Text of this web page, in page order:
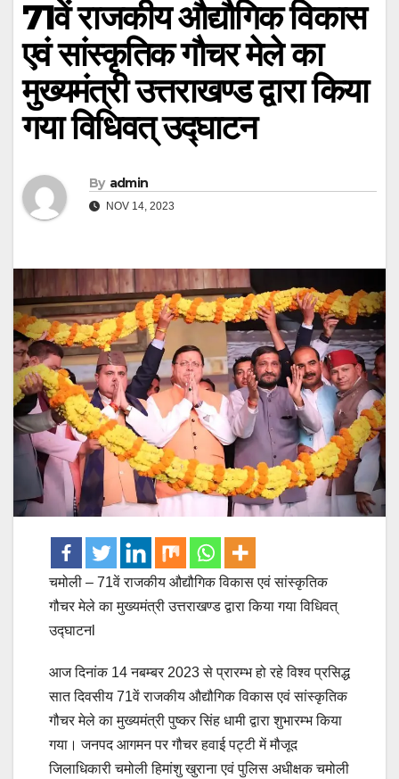
71वें राजकीय औद्यौगिक विकास
एवं सांस्कृतिक गौचर मेले का
मुख्यमंत्री उत्तराखण्ड द्वारा किया
गया विधिवत् उद्घाटन
By admin
NOV 14, 2023
चमोली – 71वें राजकीय औद्यौगिक विकास एवं सांस्कृतिक
गौचर मेले का मुख्यमंत्री उत्तराखण्ड द्वारा किया गया विधिवत्
उद्घाटनl
आज दिनांक 14 नबम्बर 2023 से प्रारम्भ हो रहे विश्व प्रसिद्ध
सात दिवसीय 71वें राजकीय औद्यौगिक विकास एवं सांस्कृतिक
गौचर मेले का मुख्यमंत्री पुष्कर सिंह धामी द्वारा शुभारम्भ किया
गया। जनपद आगमन पर गौचर हवाई पट्टी में मौजूद
जिलाधिकारी चमोली हिमांशु खुराना एवं पुलिस अधीक्षक चमोली